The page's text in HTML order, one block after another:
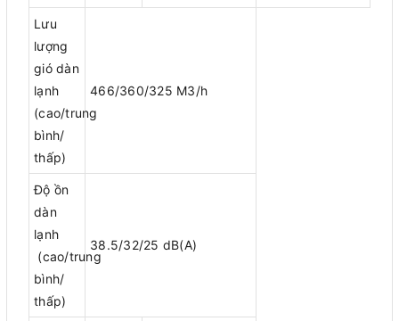
Lưu
lượng
gió dàn
lạnh
(cao/trung
bình/
thấp)
466/360/325 M3/h
Độ ồn
dàn
lạnh
(cao/trung
bình/
thấp)
38.5/32/25 dB(A)